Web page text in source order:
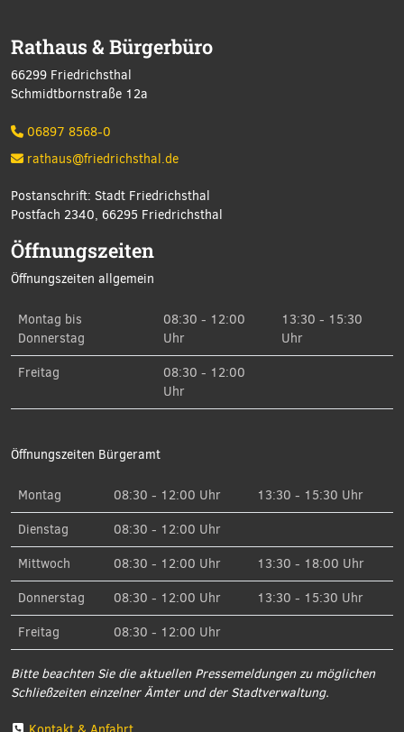
Rathaus & Bürgerbüro
66299 Friedrichsthal
Schmidtbornstraße 12a
06897 8568-0
rathaus@friedrichsthal.de
Postanschrift: Stadt Friedrichsthal
Postfach 2340, 66295 Friedrichsthal
Öffnungszeiten
Öffnungszeiten allgemein
Montag bis
Donnerstag
08:30 - 12:00
Uhr
13:30 - 15:30
Uhr
Freitag
08:30 - 12:00
Uhr
Öffnungszeiten Bürgeramt
Montag 08:30 - 12:00 Uhr
13:30 - 15:30 Uhr
Dienstag
08:30 - 12:00 Uhr
Mittwoch
08:30 - 12:00 Uhr
13:30 - 18:00 Uhr
Donnerstag
08:30 - 12:00 Uhr
13:30 - 15:30 Uhr
Freitag
08:30 - 12:00 Uhr
Bitte beachten Sie die aktuellen Pressemeldungen zu möglichen
Schließzeiten einzelner Ämter und der Stadtverwaltung.